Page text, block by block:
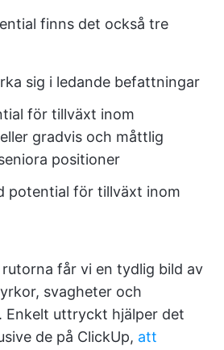
finns det också tre
sig i ledande befattningar
för tillväxt inom
gradvis och måttlig
positioner
potential för tillväxt inom
får vi en tydlig bild av
svagheter och
Enkelt uttryckt hjälper det
de på ClickUp, att